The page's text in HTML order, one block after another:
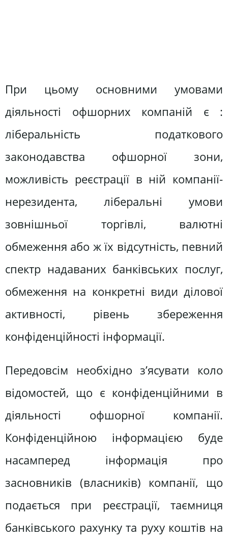
При цьому основними умовами
діяльності офшорних компаній є :
ліберальність податкового
законодавства офшорної зони,
можливість реєстрації в ній компанії-
нерезидента, ліберальні умови
зовнішньої торгівлі, валютні
обмеження або ж їх відсутність, певний
спектр надаваних банківських послуг,
обмеження на конкретні види ділової
активності, рівень збереження
конфіденційності інформації.
Передовсім необхідно з’ясувати коло
відомостей, що є конфіденційними в
діяльності офшорної компанії.
Конфіденційною інформацією буде
насамперед інформація про
засновників (власників) компанії, що
подається при реєстрації, таємниця
банківського рахунку та руху коштів на